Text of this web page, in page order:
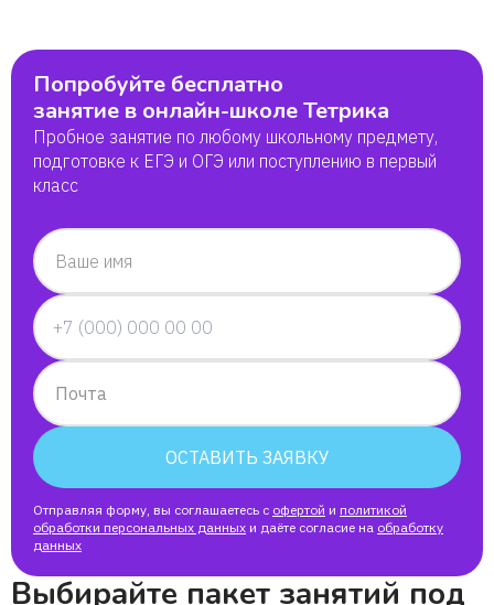
Попробуйте бесплатно
занятие в онлайн-школе Тетрика
Пробное занятие по любому школьному предмету,
подготовке к ЕГЭ и ОГЭ или поступлению в первый
класс
Ваше имя
Почта
ОСТАВИТЬ ЗАЯВКУ
Отправляя форму, вы соглашаетесь с офертой и политикой
обработки персональных данных и даёте согласие на обработку
данных
Выбирайте пакет занятий под